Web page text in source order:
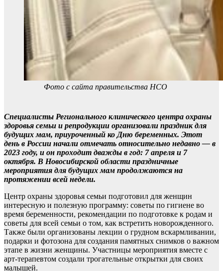
Фото с сайта правительства НСО
Специалисты Регионального клинического центра охраны
здоровья семьи и репродукции организовали праздник для
будущих мам, приуроченный ко Дню беременных. Этот
день в России начали отмечать относительно недавно — в
2023 году, и он проходит дважды в год: 7 апреля и 7
октября. В Новосибирской области праздничные
мероприятия для будущих мам продолжаются на
протяжении всей недели.
Центр охраны здоровья семьи подготовил для женщин
интересную и полезную программу: советы по гигиене во
время беременности, рекомендации по подготовке к родам и
советы для всей семьи о том, как встретить новорожденного.
Также были организованы лекции о грудном вскармливании,
подарки и фотозона для создания памятных снимков о важном
этапе в жизни женщины. Участницы мероприятия вместе с
арт-терапевтом создали трогательные открытки для своих
малышей.